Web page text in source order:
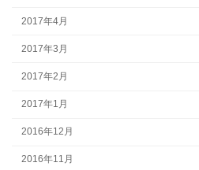
2017年4月
2017年3月
2017年2月
2017年1月
2016年12月
2016年11月